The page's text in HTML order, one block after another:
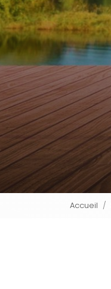
Accueil